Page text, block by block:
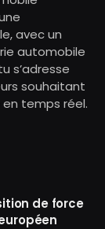
avec un
automobile
s’adresse
souhaitant
temps réel.
de force